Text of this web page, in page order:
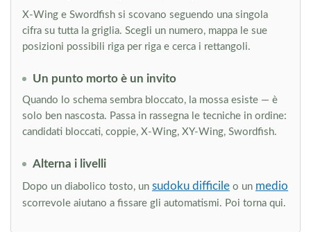
X-Wing e Swordfish si scovano seguendo una singola
cifra su tutta la griglia. Scegli un numero, mappa le sue
posizioni possibili riga per riga e cerca i rettangoli.
Un punto morto è un invito
Quando lo schema sembra bloccato, la mossa esiste — è
solo ben nascosta. Passa in rassegna le tecniche in ordine:
candidati bloccati, coppie, X-Wing, XY-Wing, Swordfish.
Alterna i livelli
Dopo un diabolico tosto, un sudoku difficile o un medio
scorrevole aiutano a fissare gli automatismi. Poi torna qui.